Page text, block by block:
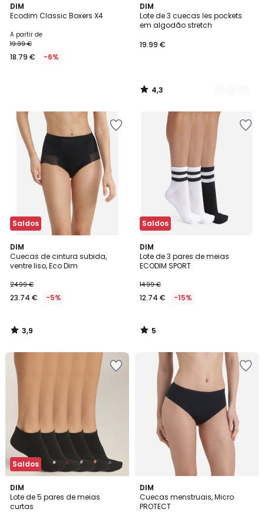
DIM
Ecodim Classic Boxers X4
A partir de
19.99 €
18.79 € -6%
DIM
Lote de 3 cuecas les pockets
em algodão stretch
19.99 €
4,3
/ 5
2
Cores
4,3
/
Saldos
DIM
Cuecas de cintura subida,
ventre liso, Eco Dim
24.99 €
23.74 € -5%
3,9
/ 5
3,9
/
Saldos
DIM
Lote de 3 pares de meias
ECODIM SPORT
14.99 €
12.74 € -15%
5
/
5
5
/
Saldos
DIM
Lote de 5 pares de meias
curtas
2,5
/ 5
2
Cores
DIM
Cuecas menstruais, Micro
PROTECT